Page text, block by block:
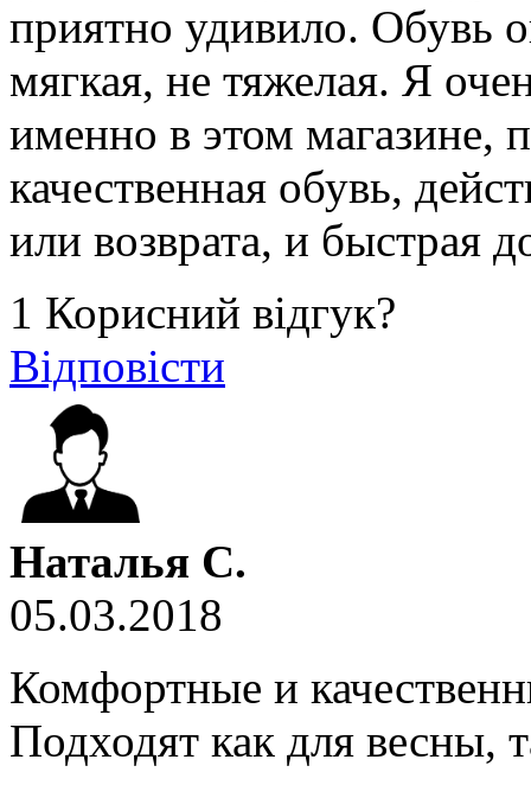
приятно удивило. Обувь
мягкая, не тяжелая. Я
именно в этом магазине,
качественная обувь,
или возврата, и быстрая
1 Корисний відгук?
Відповісти
Наталья C.
05.03.2018
Комфортные и
Подходят как для весны,